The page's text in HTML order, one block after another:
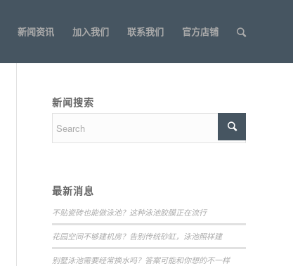
新闻资讯 加入我们 联系我们 官方店铺
新闻搜索
最新消息
不贴瓷砖也能做泳池？这种泳池胶膜正在流行
花园空间不够建机房？告别传统砂缸，泳池照样建
别墅泳池需要经常换水吗？答案可能和你想的不一样